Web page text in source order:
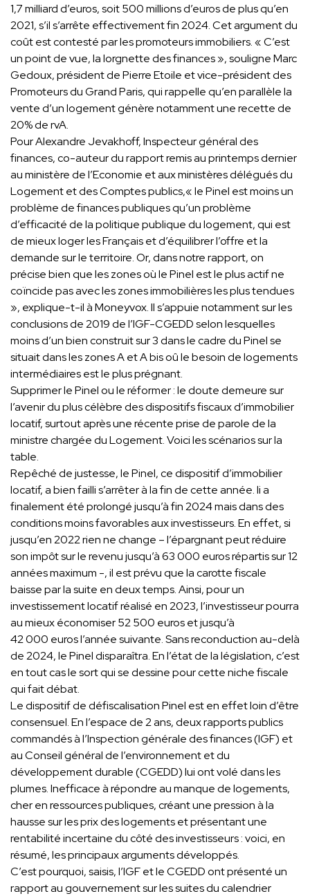
1,7 milliard d’euros, soit 500 millions d’euros de plus qu’en
2021, s’il s’arrête effectivement fin 2024. Cet argument du
coût est contesté par les promoteurs immobiliers. « C’est
un point de vue, la lorgnette des finances », souligne Marc
Gedoux, président de Pierre Etoile et vice-président des
Promoteurs du Grand Paris, qui rappelle qu’en parallèle la
vente d’un logement génère notamment une recette de
20% de rvA.
Pour Alexandre Jevakhoff, Inspecteur général des
finances, co-auteur du rapport remis au printemps dernier
au ministère de l’Economie et aux ministères délégués du
Logement et des Comptes publics,« le Pinel est moins un
problème de finances publiques qu’un problème
d’efficacité de la politique publique du logement, qui est
de mieux loger les Français et d’équilibrer l’offre et la
demande sur le territoire. Or, dans notre rapport, on
précise bien que les zones où le Pinel est le plus actif ne
coïncide pas avec les zones immobilières les plus tendues
», explique-t-il à Moneyvox. Il s’appuie notamment sur les
conclusions de 2019 de l’IGF-CGEDD selon lesquelles
moins d’un bien construit sur 3 dans le cadre du Pinel se
situait dans les zones A et A bis oû le besoin de logements
intermédiaires est le plus prégnant.
Supprimer le Pinel ou le réformer : le doute demeure sur
l’avenir du plus célèbre des dispositifs fiscaux d’immobilier
locatif, surtout après une récente prise de parole de la
ministre chargée du Logement. Voici les scénarios sur la
table.
Repêché de justesse, le Pinel, ce dispositif d’immobilier
locatif, a bien failli s’arrêter à la fin de cette année. li a
finalement été prolongé jusqu’à fin 2024 mais dans des
conditions moins favorables aux investisseurs. En effet, si
jusqu’en 2022 rien ne change – l’épargnant peut réduire
son impôt sur le revenu jusqu’à 63 000 euros répartis sur 12
années maximum -, il est prévu que la carotte fiscale
baisse par la suite en deux temps. Ainsi, pour un
investissement locatif réalisé en 2023, l’investisseur pourra
au mieux économiser 52 500 euros et jusqu’à
42 000 euros l’année suivante. Sans reconduction au-delà
de 2024, le Pinel disparaîtra. En l’état de la législation, c’est
en tout cas le sort qui se dessine pour cette niche fiscale
qui fait débat.
Le dispositif de défiscalisation Pinel est en effet loin d’être
consensuel. En l’espace de 2 ans, deux rapports publics
commandés à l’Inspection générale des finances (IGF) et
au Conseil général de l’environnement et du
développement durable (CGEDD) lui ont volé dans les
plumes. Inefficace à répondre au manque de logements,
cher en ressources publiques, créant une pression à la
hausse sur les prix des logements et présentant une
rentabilité incertaine du côté des investisseurs : voici, en
résumé, les principaux arguments développés.
C’est pourquoi, saisis, l’IGF et le CGEDD ont présenté un
rapport au gouvernement sur les suites du calendrier